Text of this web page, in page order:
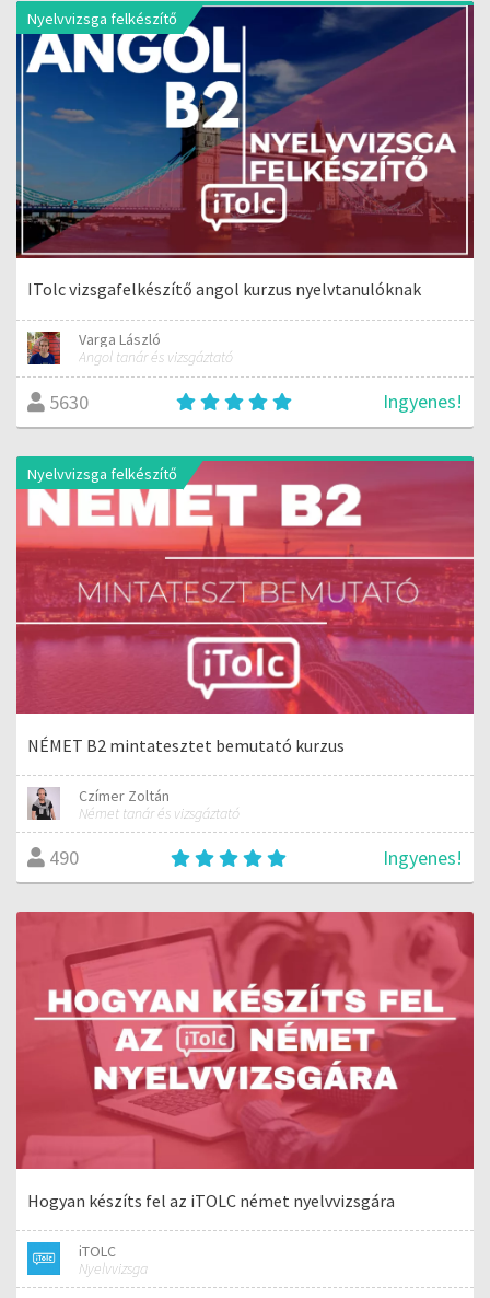
Nyelvvizsga felkészítő
ITolc vizsgafelkészítő angol kurzus nyelvtanulóknak
Varga László
Angol tanár és vizsgáztató
5630 Ingyenes!
Nyelvvizsga felkészítő
NÉMET B2 mintatesztet bemutató kurzus
Czímer Zoltán
Német tanár és vizsgáztató
490 Ingyenes!
Hogyan készíts fel az iTOLC német nyelvvizsgára
iTOLC
Nyelvvizsga